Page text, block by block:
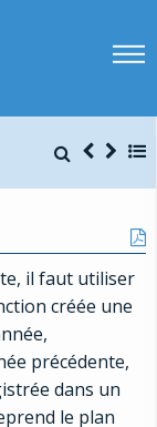
il faut utiliser
créée une
précédente,
dans un
le plan